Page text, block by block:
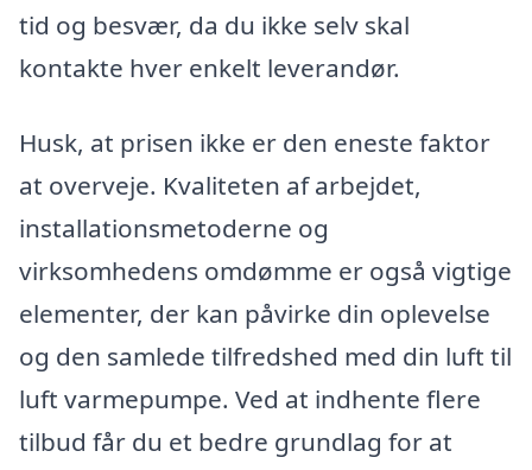
tid og besvær, da du ikke selv skal
kontakte hver enkelt leverandør.
Husk, at prisen ikke er den eneste faktor
at overveje. Kvaliteten af arbejdet,
installationsmetoderne og
virksomhedens omdømme er også vigtige
elementer, der kan påvirke din oplevelse
og den samlede tilfredshed med din luft til
luft varmepumpe. Ved at indhente flere
tilbud får du et bedre grundlag for at